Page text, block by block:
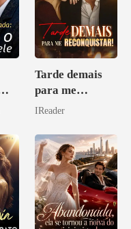
Tarde demais
para me
reconquistar!
IReader